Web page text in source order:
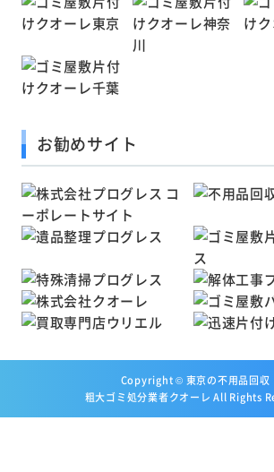
お勧めサイト
Copyright © 東京の不用品回収
粗大ゴミ処分業者クオーレ All Rights